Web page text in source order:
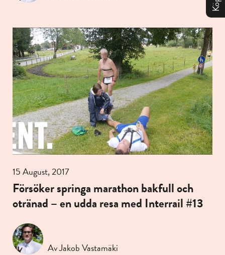
15 August, 2017
Försöker springa marathon bakfull och
otränad – en udda resa med Interrail #13
Av Jakob Vastamäki